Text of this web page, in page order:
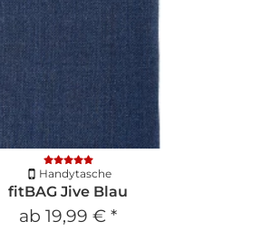
Handytasche
fitBAG Jive Blau
ab 19,99 € *